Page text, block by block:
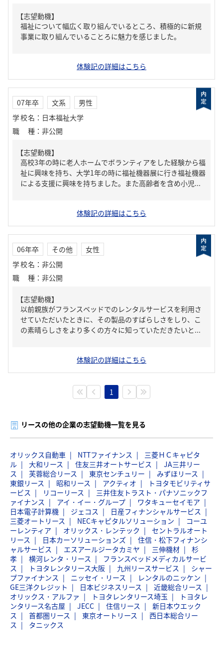
【志望動機】
福祉について幅広く取り組んでいるところ、積極的に新規
事業に取り組んでいることろに魅力を感じました。
体験記の詳細はこちら
07年卒 文系
男性
学校名 ： 日本福祉大学
職種 ： 非公開
【志望動機】
高校3年の時に老人ホームでボランティアをした経験から福
祉に興味を持ち、大学1年の時に福祉機器展に行き福祉機器
による支援に興味を持ちました。また高齢者を含め小児...
体験記の詳細はこちら
06年卒 その他
女性
学校名 ： 非公開
職種 ： 非公開
【志望動機】
以前親族がフランスベッドでのレンタルサービスを利用さ
せていただいたときに、その製品のすばらしさをしり、こ
の素晴らしさをより多くの方々に知っていただきたいと...
体験記の詳細はこちら
1
リースの他の企業の志望動機一覧を見る
オリックス自動車 NTTファイナンス
三菱ＨＣキャピタ
ル
大和リース 住友三井オートサービス
JA三井リー
ス
芙蓉総合リース 東京センチュリー
みずほリース
東銀リース
昭和リース アクティオ
トヨタモビリティサ
ービス
リコーリース
三井住友トラスト・パナソニックフ
ァイナンス
アイ・イー・グループ
ワタキューセイモア
日本電子計算機
ジェコス
日産フィナンシャルサービス
三菱オートリース
NECキャピタルソリューション
コーユ
ーレンティア
オリックス・レンテック
セントラルオート
リース
日本カーソリューションズ
住信・松下フィナンシ
ャルサービス
エスアールジータカミヤ 三伸機材
杉
孝
横河レンタ・リース
フランスベッドメディカルサービ
ス
トヨタレンタリース大阪 九州リースサービス
シャー
プファイナンス
ニッセイ・リース
レンタルのニッケン
GE三洋クレジット
日本ビジネスリース
近畿総合リース
オリックス・アルファ
トヨタレンタリース埼玉
トヨタレ
ンタリース名古屋
JECC 住信リース
新日本ウエック
ス
首都圏リース 東京オートリース
西日本総合リー
ス
タニックス